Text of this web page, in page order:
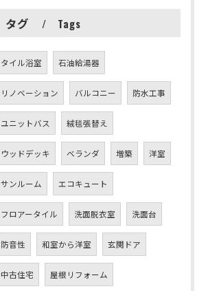
タグ Tags
タイル浴室 石油給湯器
リノベーション バルコニー 防水工事
ユニットバス 絨毯張替え
ウッドデッキ ベランダ 増築 洋室
サンルーム エコキュート
フロアータイル 洗面脱衣室 洗面台
防音性 和室から洋室 玄関ドア
中古住宅 屋根リフォーム